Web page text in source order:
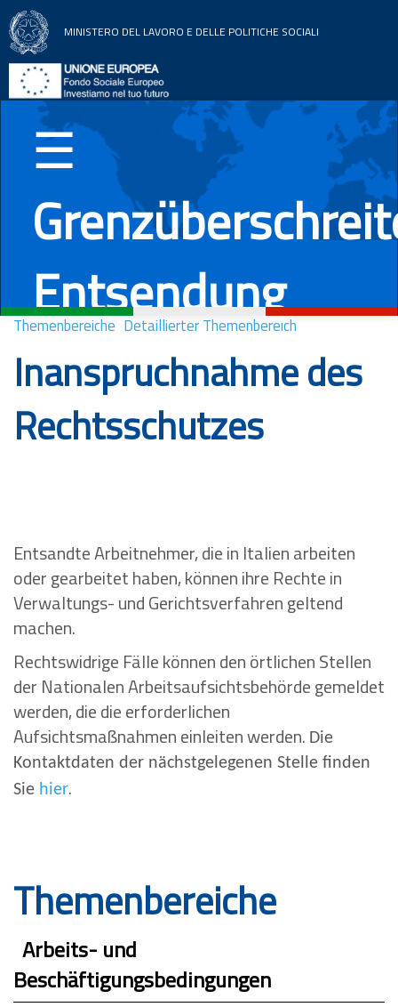
Home
Themenbereiche
Nachrichten
Dokumentation
Italiano English Română Deutsch
MINISTERO DEL LAVORO E DELLE POLITICHE SOCIALI
☰
Entsendung
Themenbereiche Detaillierter Themenbereich
Inanspruchnahme des
Rechtsschutzes
Entsandte Arbeitnehmer, die in Italien arbeiten
oder gearbeitet haben, können ihre Rechte in
Verwaltungs- und Gerichtsverfahren geltend
machen.
Rechtswidrige Fälle können den örtlichen Stellen
der Nationalen Arbeitsaufsichtsbehörde gemeldet
werden, die die erforderlichen
Aufsichtsmaßnahmen einleiten werden. Die
Kontaktdaten der nächstgelegenen Stelle finden
Sie hier.
Themenbereiche
Arbeits- und
Beschäftigungsbedingungen